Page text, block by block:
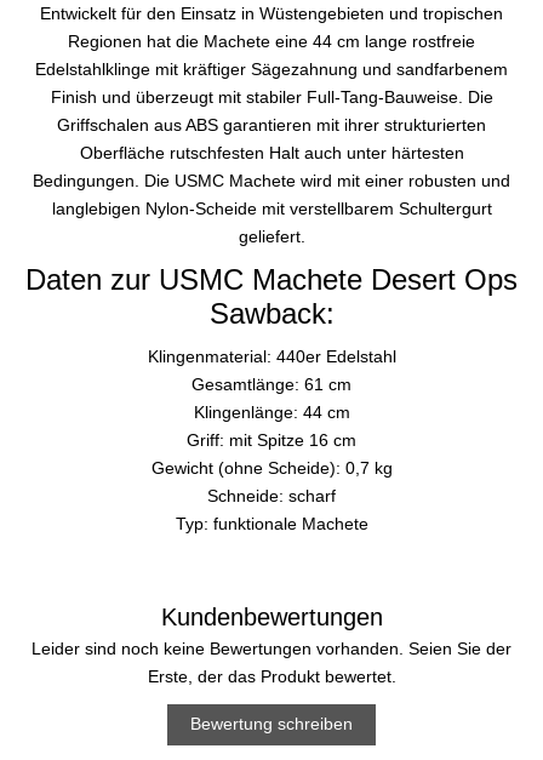
Entwickelt für den Einsatz in Wüstengebieten und tropischen
Regionen hat die Machete eine 44 cm lange rostfreie
Edelstahlklinge mit kräftiger Sägezahnung und sandfarbenem
Finish und überzeugt mit stabiler Full-Tang-Bauweise. Die
Griffschalen aus ABS garantieren mit ihrer strukturierten
Oberfläche rutschfesten Halt auch unter härtesten
Bedingungen. Die USMC Machete wird mit einer robusten und
langlebigen Nylon-Scheide mit verstellbarem Schultergurt
geliefert.
Daten zur USMC Machete Desert Ops
Sawback:
Klingenmaterial: 440er Edelstahl
Gesamtlänge: 61 cm
Klingenlänge: 44 cm
Griff: mit Spitze 16 cm
Gewicht (ohne Scheide): 0,7 kg
Schneide: scharf
Typ: funktionale Machete
Kundenbewertungen
Leider sind noch keine Bewertungen vorhanden. Seien Sie der
Erste, der das Produkt bewertet.
Bewertung schreiben